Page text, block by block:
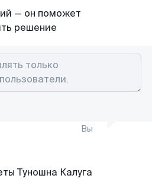
— он поможет
решение
Вы